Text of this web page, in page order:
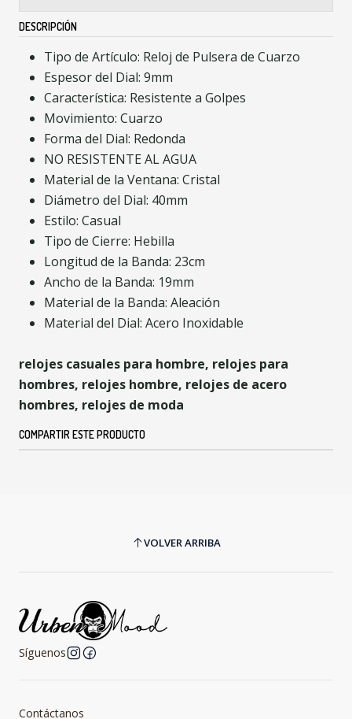
DESCRIPCIÓN
Tipo de Artículo: Reloj de Pulsera de Cuarzo
Espesor del Dial: 9mm
Característica: Resistente a Golpes
Movimiento: Cuarzo
Forma del Dial: Redonda
NO RESISTENTE AL AGUA
Material de la Ventana: Cristal
Diámetro del Dial: 40mm
Estilo: Casual
Tipo de Cierre: Hebilla
Longitud de la Banda: 23cm
Ancho de la Banda: 19mm
Material de la Banda: Aleación
Material del Dial: Acero Inoxidable
relojes casuales para hombre, relojes para
hombres, relojes hombre, relojes de acero
hombres, relojes de moda
COMPARTIR ESTE PRODUCTO
VOLVER ARRIBA
Síguenos
Contáctanos